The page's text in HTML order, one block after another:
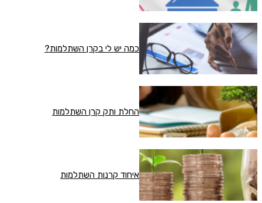
כמה יש לי בקרן השתלמות?
החלת ותק קרן השתלמות
איחוד קרנות השתלמות